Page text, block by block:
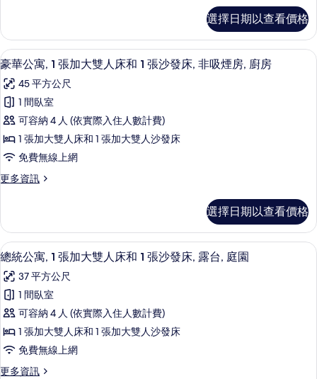
吸
煙
房,
陽
台
的
所
有
相
非
吸
煙
房,
陽
台
的
詳
情
大
雙
人
床
和
1
張
沙
發
吸
煙
房,
廚
房
的
所
有
相
公
寓,
1
特
大
人
床
和
張
非
吸
煙
房,
廚
房
的
詳
情
選擇日期以查看價格
顯
示
豪
華
公
寓,
張
大
雙
人
床
和
1
張
沙
發
豪華公寓, 1 張加大雙人床和 1 張沙發
24
豪華公寓, 1 張加大雙人床和 1 張沙發床, 非吸煙房, 廚房
45 平方公尺
1 間臥室
可容納 4 人 (依實際入住人數計費)
1 張加大雙人床和 1 張加大雙人沙發床
免費無線上網
更多資訊
更
公
寓,
1
加
大
人
床
和
張
選擇日期以查看價格
顯
示
總
統
公
寓,
高級寢具、舒適加層、客房內保險箱、
13
總統公寓, 1 張加大雙人床和 1 張沙發床, 露台, 庭園
37 平方公尺
1 間臥室
可容納 4 人 (依實際入住人數計費)
1 張加大雙人床和 1 張加大雙人沙發床
免費無線上網
更多資訊
更